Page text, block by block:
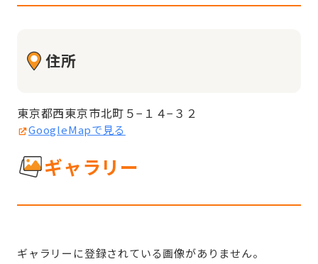
住所
東京都西東京市北町５−１４−３２
GoogleMapで見る
ギャラリー
ギャラリーに登録されている画像がありません。